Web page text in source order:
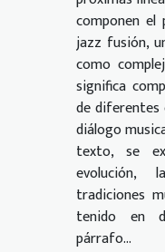
componen
jazz fusión,
como
significa
de diferentes
diálogo
texto, se
evolución,
tradiciones
tenido en
párrafo...